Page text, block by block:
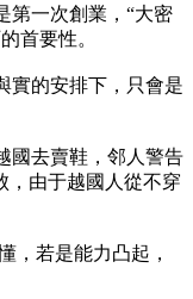
第一次創業，“大密
首要性。
實的安排下，只會是
國去賣鞋，邻人警告
，由于越國人從不穿
，若是能力凸起，